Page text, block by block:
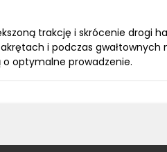
trakcję i skrócenie drogi
i podczas
optymalne prowadzenie.